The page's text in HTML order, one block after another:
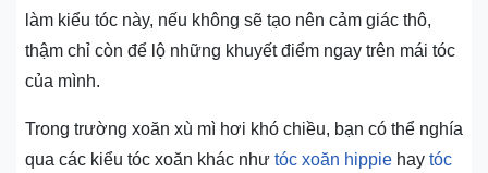
làm kiểu tóc này, nếu không sẽ tạo nên cảm giác thô,
thậm chỉ còn để lộ những khuyết điểm ngay trên mái tóc
của mình.
Trong trường xoăn xù mì hơi khó chiều, bạn có thể nghía
qua các kiểu tóc xoăn khác như tóc xoăn hippie hay tóc